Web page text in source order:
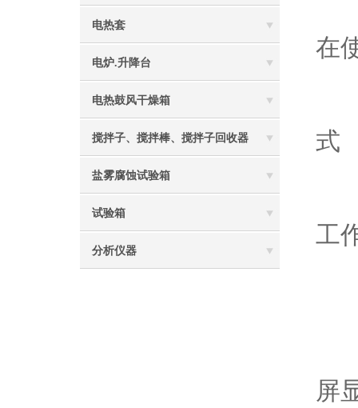
电热套
电炉.升降台
电热鼓风干燥箱
搅拌子、搅拌棒、搅拌子回收器
盐雾腐蚀试验箱
试验箱
分析仪器
在
式
工
屏